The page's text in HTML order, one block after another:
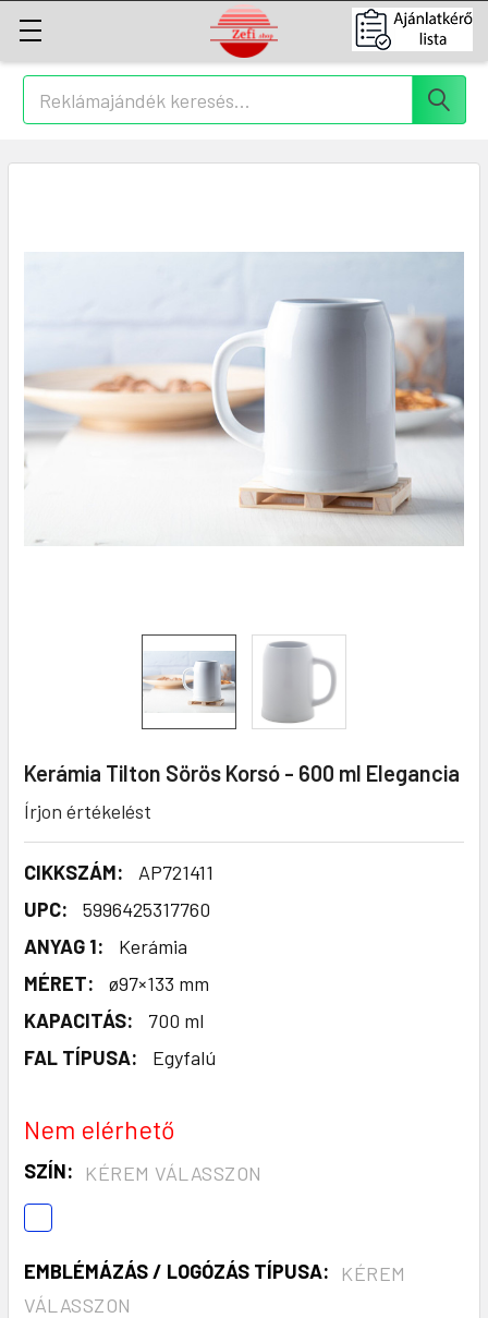
Keresés
Kerámia Tilton Sörös Korsó - 600 ml Elegancia
Írjon értékelést
CIKKSZÁM:
AP721411
UPC:
5996425317760
ANYAG 1:
Kerámia
MÉRET:
ø97×133 mm
KAPACITÁS:
700 ml
FAL TÍPUSA:
Egyfalú
Nem elérhető
SZÍN: KÉREM VÁLASSZON
EMBLÉMÁZÁS / LOGÓZÁS TÍPUSA:
KÉREM
VÁLASSZON